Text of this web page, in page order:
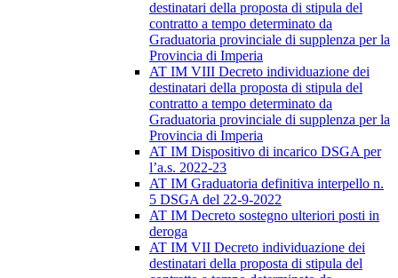
destinatari della proposta di stipula del
contratto a tempo determinato da
Graduatoria provinciale di supplenza per la
Provincia di Imperia
AT IM VIII Decreto individuazione dei
destinatari della proposta di stipula del
contratto a tempo determinato da
Graduatoria provinciale di supplenza per la
Provincia di Imperia
AT IM Dispositivo di incarico DSGA per
l’a.s. 2022-23
AT IM Graduatoria definitiva interpello n.
5 DSGA del 22-9-2022
AT IM Decreto sostegno ulteriori posti in
deroga
AT IM VII Decreto individuazione dei
destinatari della proposta di stipula del